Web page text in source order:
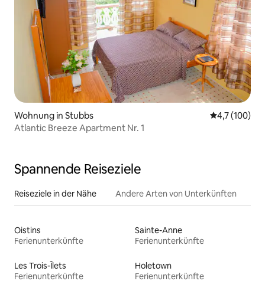
Wohnung in Stubbs
4,7 (100)
Atlantic Breeze Apartment Nr. 1
Spannende Reiseziele
Reiseziele in der Nähe Andere Arten von Unterkünften
Oistins
Ferienunterkünfte
Sainte-Anne
Ferienunterkünfte
Les Trois-Îlets
Ferienunterkünfte
Holetown
Ferienunterkünfte